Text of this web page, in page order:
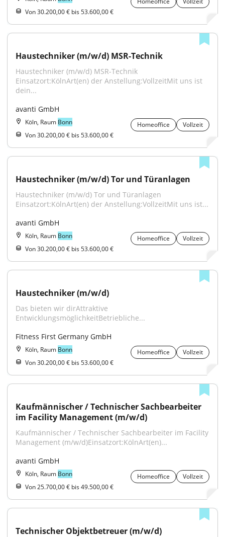
Von 30.200,00 € bis 53.600,00 €
Haustechniker (m/w/d) MSR-Technik
Haustechniker (m/w/d) MSR-Technik
Einsatzort:KölnArt(en) der Anstellung:VollzeitMit uns ist
dein...
avanti GmbH
Köln, Raum Bonn Homeoffice
Vollzeit
Von 30.200,00 € bis 53.600,00 €
Haustechniker (m/w/d) Tor und Türanlagen
Haustechniker (m/w/d) Tor und Türanlagen
Einsatzort:KölnArt(en) der Anstellung:VollzeitMit uns ist...
avanti GmbH
Köln, Raum Bonn Homeoffice
Vollzeit
Von 30.200,00 € bis 53.600,00 €
Haustechniker (m/w/d)
Das bieten wir dirAttraktive
EntwicklungsmöglichkeitBetriebliche...
Fitness First Germany GmbH
Köln, Raum Bonn Homeoffice
Vollzeit
Von 30.200,00 € bis 53.600,00 €
Kaufmännischer / Technischer Sachbearbeiter
im Facility Management (m/w/d)
Kaufmännischer / Technischer Sachbearbeiter im Facility
Management (m/w/d)Einsatzort:KölnArt(en)...
avanti GmbH
Köln, Raum Bonn Homeoffice
Vollzeit
Von 25.700,00 € bis 49.500,00 €
Technischer Objektbetreuer (m/w/d)